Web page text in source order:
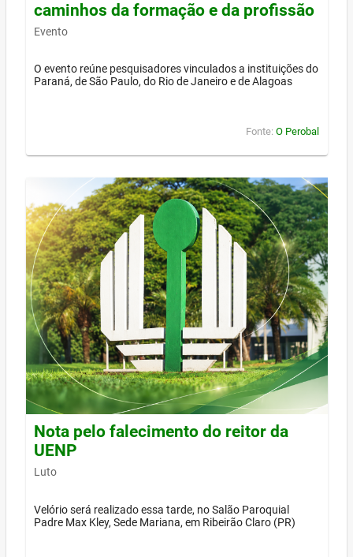
caminhos da formação e da profissão
Evento
O evento reúne pesquisadores vinculados a instituições do
Paraná, de São Paulo, do Rio de Janeiro e de Alagoas
Fonte: O Perobal
Nota pelo falecimento do reitor da
UENP
Luto
Velório será realizado essa tarde, no Salão Paroquial
Padre Max Kley, Sede Mariana, em Ribeirão Claro (PR)